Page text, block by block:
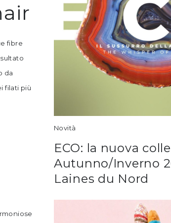
fibre
da
filati più
Novità
ECO: la nuova
Autunno/Inverno
Laines du Nord